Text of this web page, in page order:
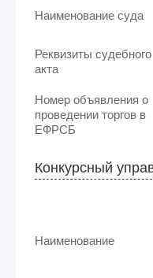
Наименование суда
Реквизиты судебного
акта
Номер объявления о
проведении торгов в
ЕФРСБ
Конкурсный
Наименование